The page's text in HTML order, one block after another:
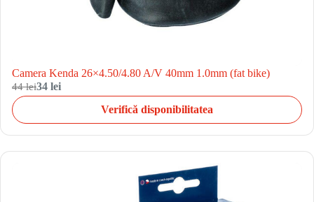
Camera Kenda 26×4.50/4.80 A/V 40mm 1.0mm (fat bike)
44 lei34 lei
Verifică disponibilitatea